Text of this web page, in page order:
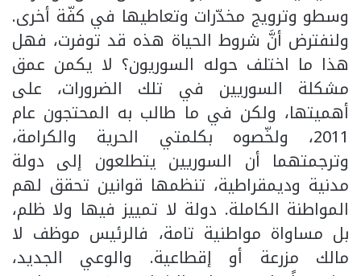
وسطو وترويج مخدّرات وتعاطيها في كفّة أخرى.
ولنفترض أنَّ شروط الحياة هذه قد توفرت، فهل
هذا ما اختلف حوله السوريون؟ لا يكمن عمق
مشكلة السوريين في تلك الضرورات، على
أهميتها، ولكن في ما طالب به المحتجون عام
2011، ولخّصوه بكلمتي الحرية والكرامة،
وترجمتهما أن السوريين يتطلعون إلى دولة
مدنية وديمقراطية، تنظمها قوانين تحقق لهم
المواطنة الكاملة. دولة لا تمييز فيها ولا ظلم،
بل مساواة مواطنية تامة، فالرئيس موظف لا
مالك مزرعة أو إقطاعية. والوعي الجديد،